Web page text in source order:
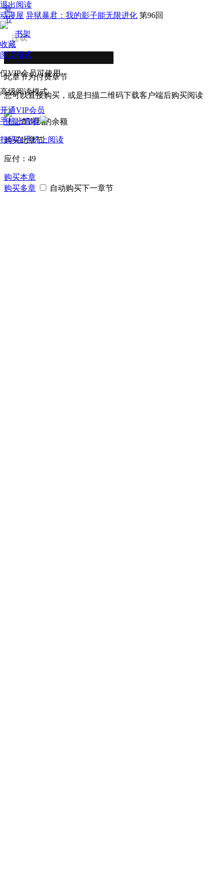
章
节
连载
退出阅读
动漫屋 异狱暴君：我的影子能无限进化 第96回
书架
收藏
阅读模式
仅VIP会员可使用
高级阅读模式
开通VIP会员
手机上查看
扫码在手机上阅读
此章节为付费章节
您可以直接购买，或是扫描二维码下载客户端后购买阅读
登录查询我的余额
购买此章节
应付： 49
购买本章
购买多章
自动购买下一章节